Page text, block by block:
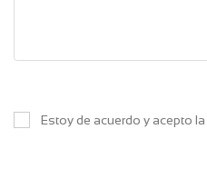
Estoy de acuerdo y acepto la